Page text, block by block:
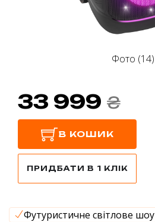
Фото (14)
33 999 ₴
В КОШИК
ПРИДБАТИ В 1 КЛІК
Футуристичне світлове шоу